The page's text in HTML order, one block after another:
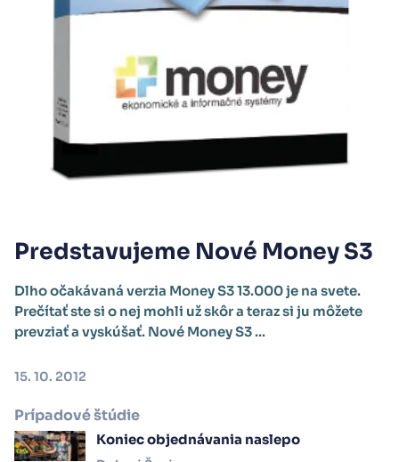
Predstavujeme Nové Money S3
Dlho očakávaná verzia Money S3 13.000 je na svete.
Prečítať ste si o nej mohli už skôr a teraz si ju môžete
prevziať a vyskúšať. Nové Money S3 ...
15. 10. 2012
Prípadové štúdie
Koniec objednávania naslepo